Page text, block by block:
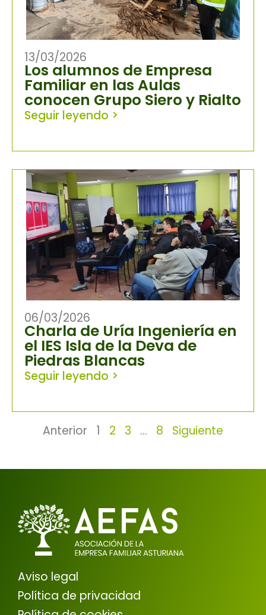
13/03/2026
Los alumnos de Empresa
Familiar en las Aulas
conocen Grupo Siero y Rialto
Seguir leyendo >
06/03/2026
Charla de Uría Ingeniería en
el IES Isla de la Deva de
Piedras Blancas
Seguir leyendo >
Anterior 1 2 3 … 8 Siguiente
Aviso legal
Política de privacidad